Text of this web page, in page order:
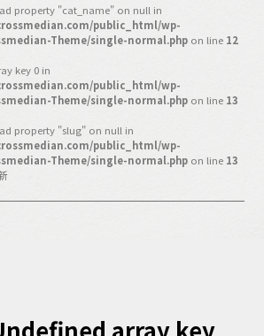
イコウホウ
ィス
ネス
ッショナル対談
property "cat_name" on null in
public_html/wp-
Theme/single-normal.php on line 12
key 0 in
public_html/wp-
Theme/single-normal.php on line 13
property "slug" on null in
public_html/wp-
Theme/single-normal.php on line 13
array key